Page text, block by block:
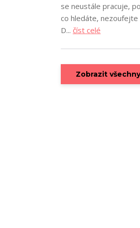
se neustále pracuje,
co hledáte,
D... číst celé
Zobrazit